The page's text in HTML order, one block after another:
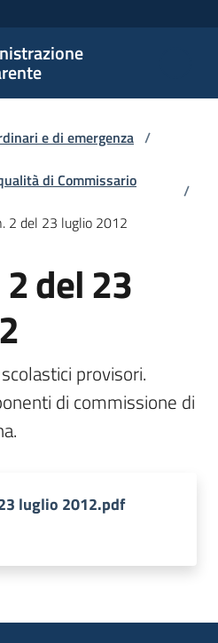
e di emergenza /
di Commissario
/
2 del 23 luglio 2012
del 23
provisori.
di commissione di
luglio 2012.pdf